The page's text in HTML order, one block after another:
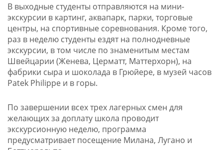
В выходные студенты отправляются на мини-
экскурсии в картинг, аквапарк, парки, торговые
центры, на спортивные соревнования. Кроме того,
раз в неделю студенты ездят на полнодневные
экскурсии, в том числе по знаменитым местам
Швейцарии (Женева, Церматт, Маттерхорн), на
фабрики сыра и шоколада в Грюйере, в музей часов
Patek Philippe и в горы.
По завершении всех трех лагерных смен для
желающих за доплату школа проводит
экскурсионную неделю, программа
предусматривает посещение Милана, Лугано и